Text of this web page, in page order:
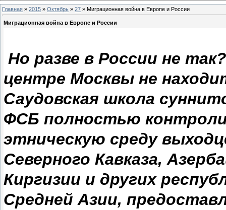
Главная » 2015 » Октябрь » 27 » Миграционная война в Европе и России
Миграционная война в Европе и России
Но разве в России не
центре Москвы не
Саудовская школа
ФСБ полностью
этническую среду
Северного Кавказа,
Киргизии и других
Средней Азии,